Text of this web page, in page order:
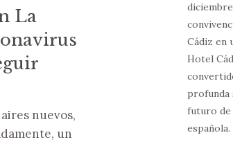
La
nuevos,
un
Cádiz en
Hotel
profunda
futuro de